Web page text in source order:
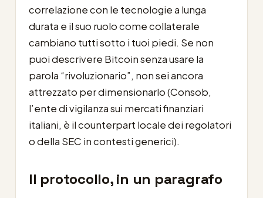
correlazione con le tecnologie a lunga
durata e il suo ruolo come collaterale
cambiano tutti sotto i tuoi piedi. Se non
puoi descrivere Bitcoin senza usare la
parola “rivoluzionario”, non sei ancora
attrezzato per dimensionarlo (Consob,
l’ente di vigilanza sui mercati finanziari
italiani, è il counterpart locale dei regolatori
o della SEC in contesti generici).
Il protocollo, in un paragrafo